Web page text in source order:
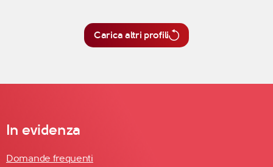
Carica altri profili
In evidenza
Domande frequenti